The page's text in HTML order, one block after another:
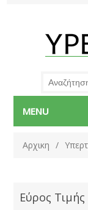
MENU
Αρχικη /
Εύρος Τιμής